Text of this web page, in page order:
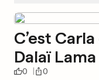
C’est
Dalaï Lama
0 0